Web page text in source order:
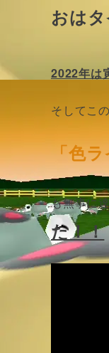
おは
2022年は
そしてこ
「色
も無事に
た！！